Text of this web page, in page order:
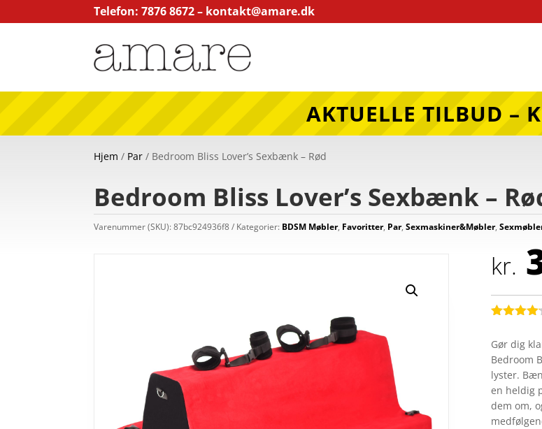
Telefon: 7876 8672 – kontakt@amare.dk
AKTUELLE TILBUD –
Hjem / Par / Bedroom Bliss Lover’s Sexbænk – Rød
Bedroom Bliss Lover’s Sexbænk –
Varenummer (SKU):87bc924936f8 Kategorier: BDSM Møbler, Favoritter, Par,Sexmaskiner&Møbler,
kr.
ud af 5
baseret
på
kundebedø
mmelser
Gør dig
Bedroom
lyster.
en heldig
dem om,